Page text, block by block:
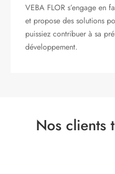
VEBA FLOR s’engageen
et propose des solutions
puissiez contribuer à sa
développement.
Nos clients